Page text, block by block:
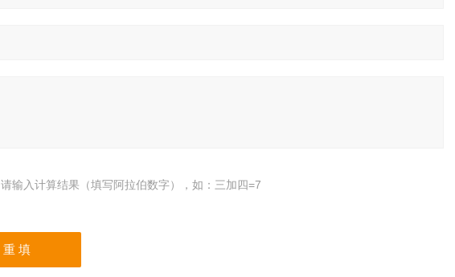
请输入计算结果（填写阿拉伯数字），如：三加四=7